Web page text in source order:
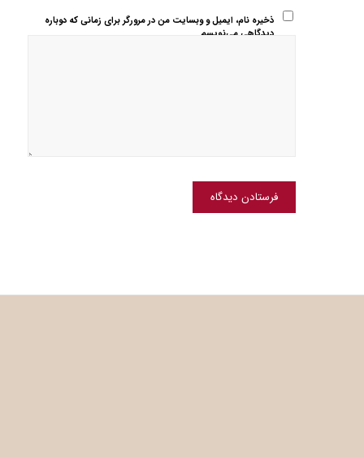
ذخیره نام، ایمیل و وبسایت من در مرورگر برای زمانی که دوباره
دیدگاهی می‌نویسم.